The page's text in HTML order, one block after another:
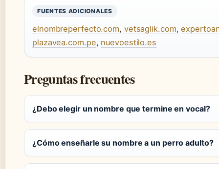
FUENTES ADICIONALES
elnombreperfecto.com, vetsaglik.com,
plazavea.com.pe, nuevoestilo.es
Preguntas frecuentes
¿Debo elegir un nombre que termine en vocal?
¿Cómo enseñarle su nombre a un perro adulto?